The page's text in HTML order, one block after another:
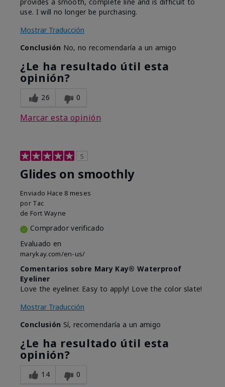
use. I will no longer be purchasing.
Mostrar Traducción
Conclusión No, no recomendaría a un amigo
¿Le ha resultado útil esta
opinión?
26 0
Marcar esta opinión
5
Glides on smoothly
Enviado Hace 8 meses
por Tac
de Fort Wayne
Comprador verificado
Evaluado en
marykay.com/en-us/
Comentarios sobre Mary Kay® Waterproof
Eyeliner
Love the eyeliner. Easy to apply! Love the color slate!
Mostrar Traducción
Conclusión Sí, recomendaría a un amigo
¿Le ha resultado útil esta
opinión?
14 0